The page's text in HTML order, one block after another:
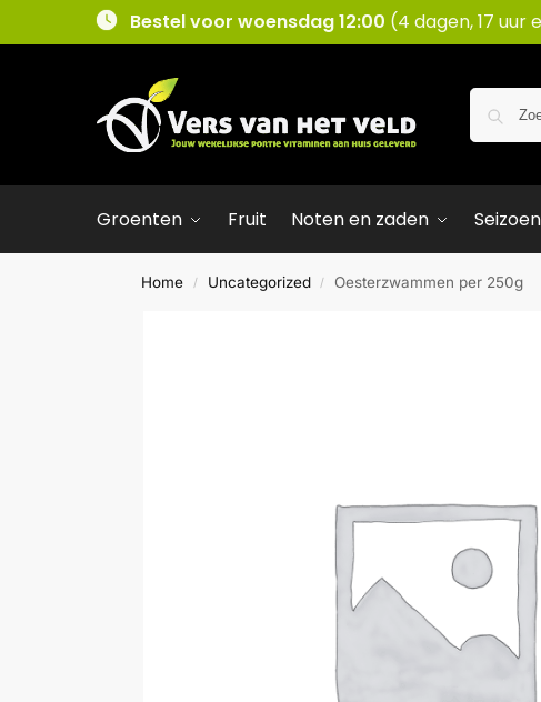
Bestel voor woensdag 12:00 (4 dagen, 17 uur
Groenten Fruit Noten en zaden
Home / Uncategorized / Oesterzwammen per 250g